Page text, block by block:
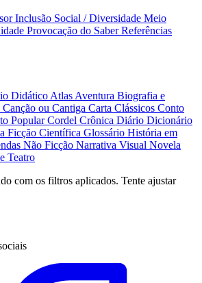
Inclusão Social / Diversidade Meio
Provocação do SaberReferências
DidáticoAtlasAventura Biografia e
Canção ou Cantiga Carta Clássicos Conto
PopularCordel Crônica Diário Dicionário
Ficção Científica Glossário História em
Não Ficção Narrativa Visual Novela
Teatro
com os filtros aplicados. Tente ajustar